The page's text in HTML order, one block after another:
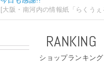
RANKING
ショップランキング